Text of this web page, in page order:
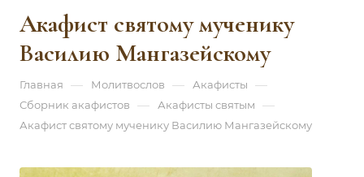
Акафист святому мученику
Василию Мангазейскому
Главная — Молитвослов — Акафисты —
Сборник акафистов — Акафисты святым —
Акафист святому мученику Василию Мангазейскому